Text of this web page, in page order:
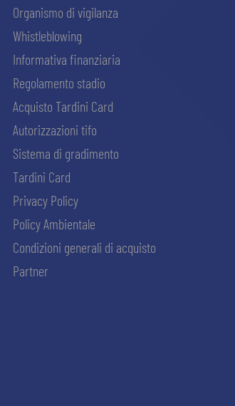
Organismo di vigilanza
Whistleblowing
Informativa finanziaria
Regolamento stadio
Acquisto Tardini Card
Autorizzazioni tifo
Sistema di gradimento
Tardini Card
Privacy Policy
Policy Ambientale
Condizioni generali di acquisto
Partner